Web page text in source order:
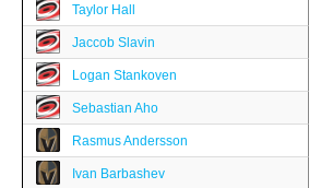
Taylor Hall
Jaccob Slavin
Logan Stankoven
Sebastian Aho
Rasmus Andersson
Ivan Barbashev